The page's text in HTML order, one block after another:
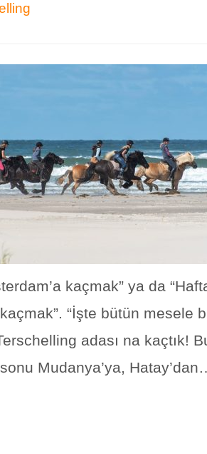
kaçmak” ya da
“İşte bütün mesele
adası na kaçtık!
Mudanya’ya,